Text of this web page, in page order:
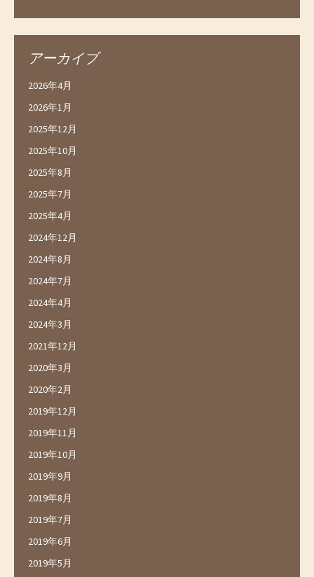
アーカイブ
2026年4月
2026年1月
2025年12月
2025年10月
2025年8月
2025年7月
2025年4月
2024年12月
2024年8月
2024年7月
2024年4月
2024年3月
2021年12月
2020年3月
2020年2月
2019年12月
2019年11月
2019年10月
2019年9月
2019年8月
2019年7月
2019年6月
2019年5月